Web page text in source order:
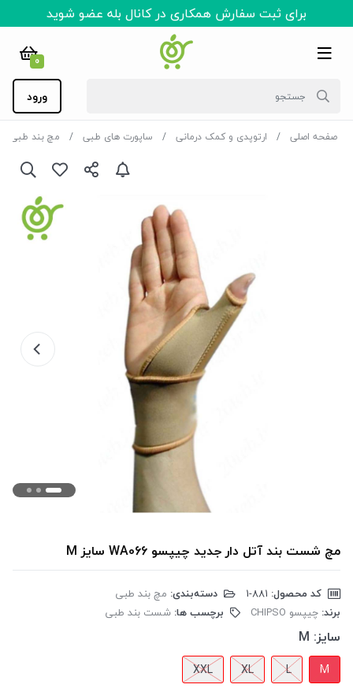
برای ثبت سفارش همکاری در کانال بله عضو شوید
0
ورود
صفحه اصلی ارتوپدی و کمک درمانی ساپورت های طبی مچ بند طبی
مچ شست بند آتل دار جدید چیپسو WA066 سایز M
کد محصول: دسته‌بندی: مچ بند طبی
برند: چیپسو CHIPSO برچسب ها: شست بند طبی
سایز: M
M
L
XL
XXL